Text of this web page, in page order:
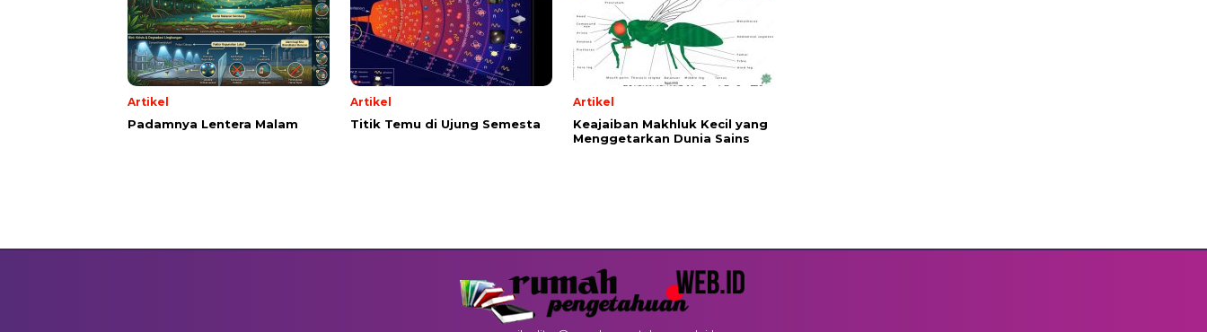
Artikel
Padamnya Lentera Malam
Artikel
Titik Temu di Ujung Semesta
Artikel
Keajaiban Makhluk Kecil yang
Menggetarkan Dunia Sains